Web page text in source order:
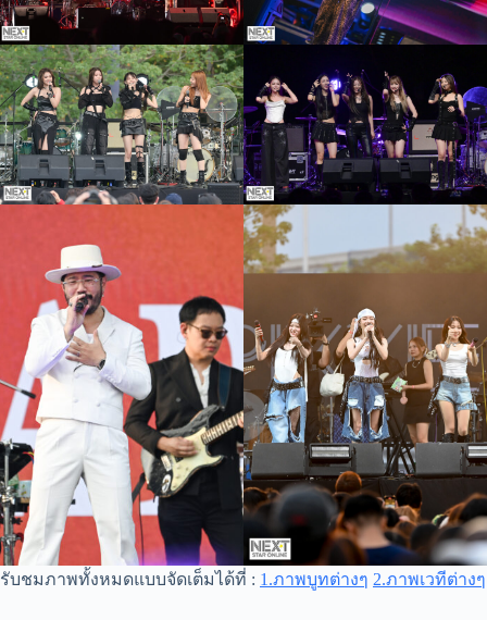
รับชมภาพทั้งหมดแบบจัดเต็มได้ที่ : 1.ภาพบูทต่างๆ 2.ภาพเวทีต่างๆ